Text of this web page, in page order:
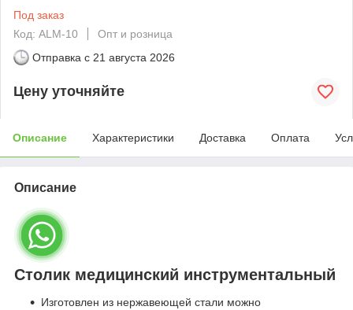
Под заказ
Код: ALM-10
Опт и розница
Отправка с 21 августа 2026
Цену уточняйте
Описание Характеристики Доставка Оплата
Описание
Столик медицинский инструментальный
Изготовлен из нержавеющей стали можно